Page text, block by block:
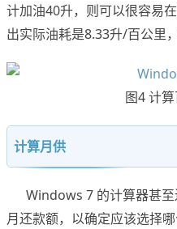
计加油40升，则可以很容易
出实际油耗是8.33升/百公里
图4 计
计算月供
Windows 7 的计算器甚至
月还款额，以确定应该选择